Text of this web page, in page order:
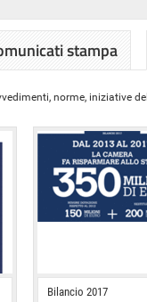
stampa
norme, iniziative
Bilancio 2017